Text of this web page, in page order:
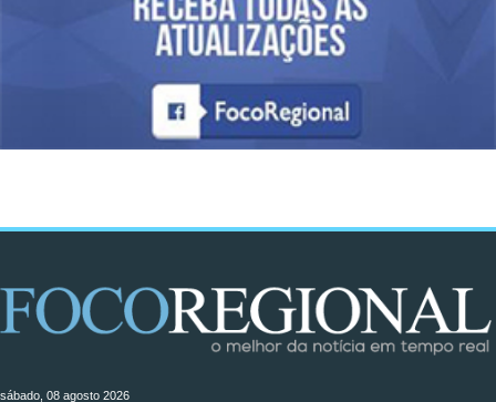
sábado, 08 agosto 2026